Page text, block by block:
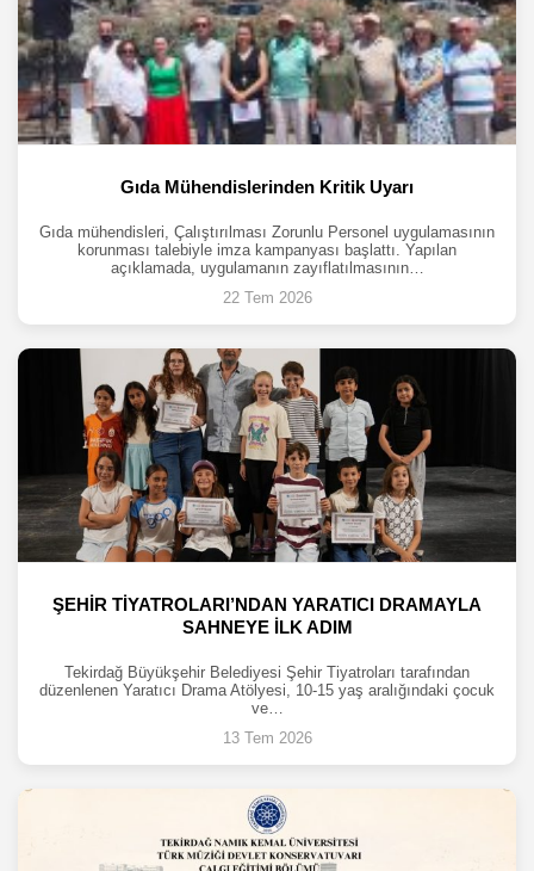
Gıda Mühendislerinden Kritik Uyarı
Gıda mühendisleri, Çalıştırılması Zorunlu Personel uygulamasının
korunması talebiyle imza kampanyası başlattı. Yapılan
açıklamada, uygulamanın zayıflatılmasının…
22 Tem 2026
ŞEHİR TİYATROLARI’NDAN YARATICI DRAMAYLA
SAHNEYE İLK ADIM
Tekirdağ Büyükşehir Belediyesi Şehir Tiyatroları tarafından
düzenlenen Yaratıcı Drama Atölyesi, 10-15 yaş aralığındaki çocuk
ve…
13 Tem 2026